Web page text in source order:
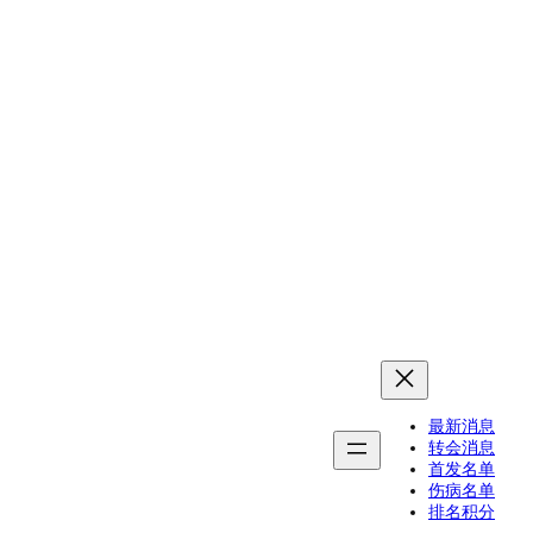
最新消息
转会消息
首发名单
伤病名单
排名积分